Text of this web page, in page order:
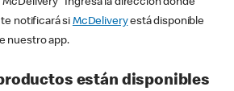
notificará si McDeliveryestá disponible
nuestro app.
están disponibles